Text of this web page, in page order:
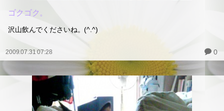
ゴクゴク。
沢山飲んでくださいね。(^.^)
2009.07.31 07:28 0